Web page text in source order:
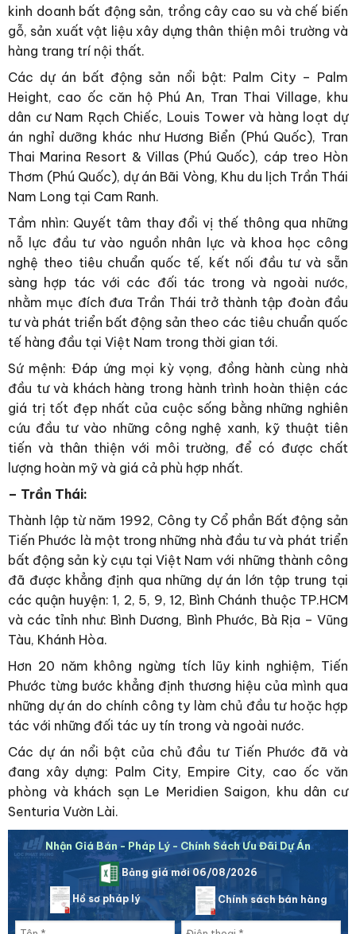
kinh doanh bất động sản, trồng cây cao su và chế biến
gỗ, sản xuất vật liệu xây dựng thân thiện môi trường và
hàng trang trí nội thất.
Các dự án bất động sản nổi bật: Palm City – Palm
Height, cao ốc căn hộ Phú An, Tran Thai Village, khu
dân cư Nam Rạch Chiếc, Louis Tower và hàng loạt dự
án nghỉ dưỡng khác như Hương Biển (Phú Quốc), Tran
Thai Marina Resort & Villas (Phú Quốc), cáp treo Hòn
Thơm (Phú Quốc), dự án Bãi Vòng, Khu du lịch Trần Thái
Nam Long tại Cam Ranh.
Tầm nhìn: Quyết tâm thay đổi vị thế thông qua những
nỗ lực đầu tư vào nguồn nhân lực và khoa học công
nghệ theo tiêu chuẩn quốc tế, kết nối đầu tư và sẵn
sàng hợp tác với các đối tác trong và ngoài nước,
nhằm mục đích đưa Trần Thái trở thành tập đoàn đầu
tư và phát triển bất động sản theo các tiêu chuẩn quốc
tế hàng đầu tại Việt Nam trong thời gian tới.
Sứ mệnh: Đáp ứng mọi kỳ vọng, đồng hành cùng nhà
đầu tư và khách hàng trong hành trình hoàn thiện các
giá trị tốt đẹp nhất của cuộc sống bằng những nghiên
cứu đầu tư vào những công nghệ xanh, kỹ thuật tiên
tiến và thân thiện với môi trường, để có được chất
lượng hoàn mỹ và giá cả phù hợp nhất.
– Trần Thái:
Thành lập từ năm 1992, Công ty Cổ phần Bất động sản
Tiến Phước là một trong những nhà đầu tư và phát triển
bất động sản kỳ cựu tại Việt Nam với những thành công
đã được khẳng định qua những dự án lớn tập trung tại
các quận huyện: 1, 2, 5, 9, 12, Bình Chánh thuộc TP.HCM
và các tỉnh như: Bình Dương, Bình Phước, Bà Rịa – Vũng
Tàu, Khánh Hòa.
Hơn 20 năm không ngừng tích lũy kinh nghiệm, Tiến
Phước từng bước khẳng định thương hiệu của mình qua
những dự án do chính công ty làm chủ đầu tư hoặc hợp
tác với những đối tác uy tín trong và ngoài nước.
Các dự án nổi bật của chủ đầu tư Tiến Phước đã và
đang xây dựng: Palm City, Empire City, cao ốc văn
phòng và khách sạn Le Meridien Saigon, khu dân cư
Senturia Vườn Lài.
Nhận Giá Bán - Pháp Lý - Chính Sách Ưu Đãi Dự Án
Bảng giá mới 06/08/2026
Hồ sơ pháp lý Chính sách bán hàng